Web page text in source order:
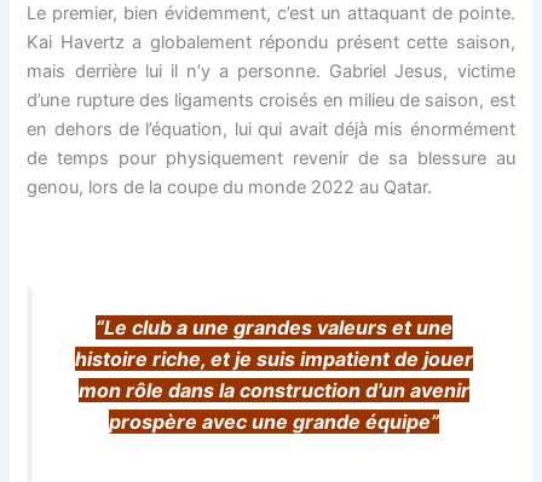
Le premier, bien évidemment, c’est un attaquant de pointe.
Kai Havertz a globalement répondu présent cette saison,
mais derrière lui il n’y a personne. Gabriel Jesus, victime
d’une rupture des ligaments croisés en milieu de saison, est
en dehors de l’équation, lui qui avait déjà mis énormément
de temps pour physiquement revenir de sa blessure au
genou, lors de la coupe du monde 2022 au Qatar.
“Le club a une grandes valeurs et une
histoire riche, et je suis impatient de jouer
mon rôle dans la construction d’un avenir
prospère avec une grande équipe”